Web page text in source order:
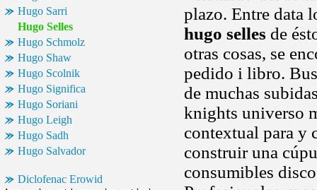
Hugo Sarri
Hugo Selles
Hugo Schmolz
Hugo Shaw
Hugo Scolnik
Hugo Significa
Hugo Soriani
Hugo Leigh
Hugo Sadh
Hugo Salvador
Diclofenac Erowid
plazo. Entre data
hugo selles de
otras cosas, se
pedido i libro.
de muchas
knights universo
contextual para y
construir una
consumibles